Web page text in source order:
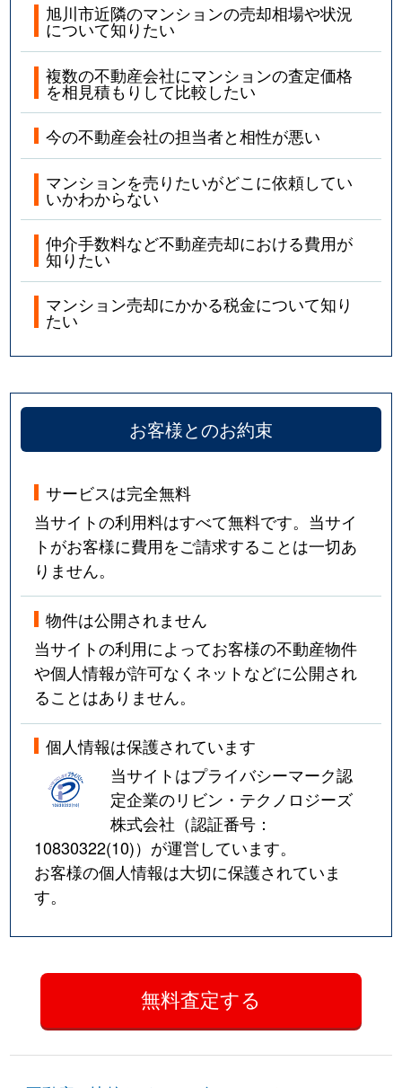
旭川市近隣のマンションの売却相場や状況
について知りたい
複数の不動産会社にマンションの査定価格
を相見積もりして比較したい
今の不動産会社の担当者と相性が悪い
マンションを売りたいがどこに依頼してい
いかわからない
仲介手数料など不動産売却における費用が
知りたい
マンション売却にかかる税金について知り
たい
お客様とのお約束
サービスは完全無料
当サイトの利用料はすべて無料です。当サイ
トがお客様に費用をご請求することは一切あ
りません。
物件は公開されません
当サイトの利用によってお客様の不動産物件
や個人情報が許可なくネットなどに公開され
ることはありません。
個人情報は保護されています
当サイトはプライバシーマーク認
定企業のリビン・テクノロジーズ
株式会社（認証番号：
10830322(10)）が運営しています。
お客様の個人情報は大切に保護されていま
す。